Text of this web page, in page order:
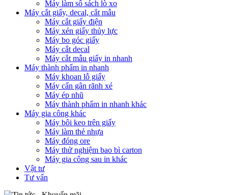
Máy làm sổ sách lò xo
Máy cắt giấy, decal, cắt mẫu
Máy cắt giấy điện
Máy xén giấy thủy lực
Máy bo góc giấy
Máy cắt decal
Máy cắt mẫu giấy in nhanh
Máy thành phẩm in nhanh
Máy khoan lỗ giấy
Máy cấn gân rãnh xé
Máy ép nhũ
Máy thành phẩm in nhanh khác
Máy gia công khác
Máy bôi keo trên giấy
Máy làm thẻ nhựa
Máy đóng ore
Máy thử nghiệm bao bì carton
Máy gia công sau in khác
Vật tư
Tư vấn